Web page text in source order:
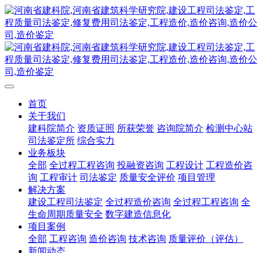
首页
关于我们
建科院简介 资质证照 所获荣誉 咨询院简介 检测中心站
司法鉴定所 综合实力
业务板块
全部 全过程工程咨询 投融资咨询 工程设计 工程造价咨
询 工程审计 司法鉴定 质量安全评价 项目管理
解决方案
建设工程司法鉴定 全过程造价咨询 全过程工程咨询 全
生命周期质量安全 数字建造信息化
项目案例
全部 工程咨询 造价咨询 技术咨询 质量评价（评估）
新闻动态